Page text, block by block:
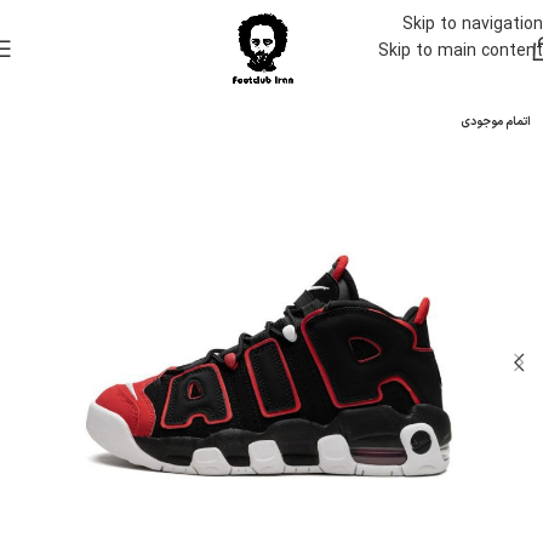
Skip to navigation
Skip to main content
اتمام موجودی